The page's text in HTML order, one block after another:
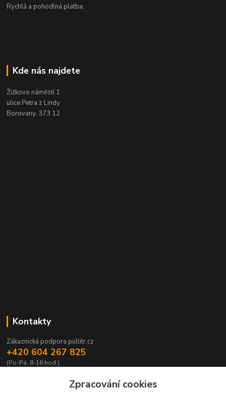
Rychlá a pohodlná platba:
Kde nás najdete
Žižkovo náměstí 1
ulice Petra z Lindy
Borovany, 373 12
Kontakty
Zákaznická podpora pullitr.cz
+420 604 267 825
(Po-Pá, 8-16 hod.)
Zpracování cookies